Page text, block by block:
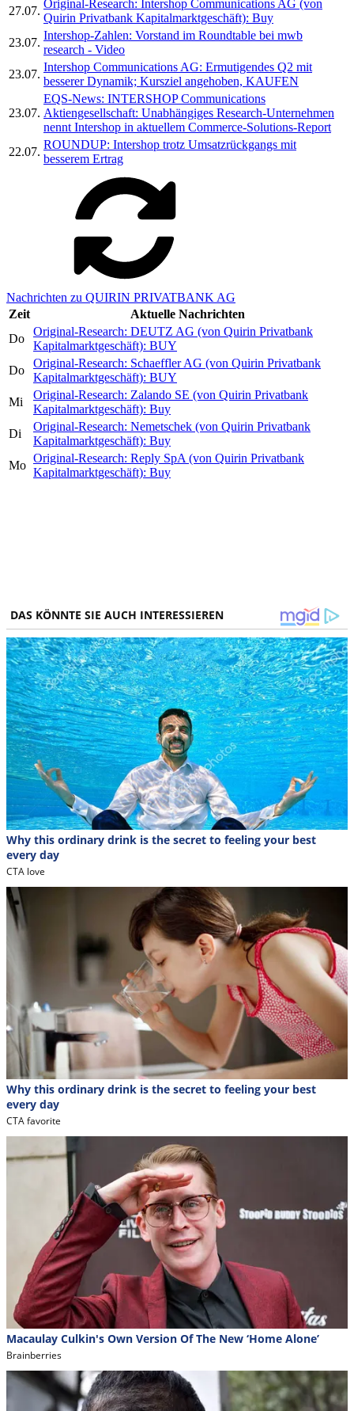
27.07.
Original-Research: Intershop Communications AG (von
Quirin Privatbank Kapitalmarktgeschäft): Buy
23.07.
Intershop-Zahlen: Vorstand im Roundtable bei mwb
research - Video
23.07.
Intershop Communications AG: Ermutigendes Q2 mit
besserer Dynamik; Kursziel angehoben, KAUFEN
23.07.
EQS-News: INTERSHOP Communications
Aktiengesellschaft: Unabhängiges Research-Unternehmen
nennt Intershop in aktuellem Commerce-Solutions-Report
22.07.
ROUNDUP: Intershop trotz Umsatzrückgangs mit
besserem Ertrag
Nachrichten zu QUIRIN PRIVATBANK AG
Zeit
Aktuelle Nachrichten
Do
Original-Research: DEUTZ AG (von Quirin Privatbank
Kapitalmarktgeschäft): BUY
Do
Original-Research: Schaeffler AG (von Quirin Privatbank
Kapitalmarktgeschäft): BUY
Mi
Original-Research: Zalando SE (von Quirin Privatbank
Kapitalmarktgeschäft): Buy
Di
Original-Research: Nemetschek (von Quirin Privatbank
Kapitalmarktgeschäft): Buy
Mo
Original-Research: Reply SpA (von Quirin Privatbank
Kapitalmarktgeschäft): Buy